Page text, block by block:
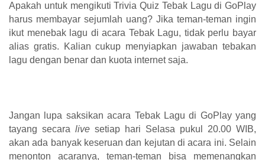
Apakah untuk mengikuti Trivia Quiz Tebak Lagu di GoPlay
harus membayar sejumlah uang? Jika teman-teman ingin
ikut menebak lagu di acara Tebak Lagu, tidak perlu bayar
alias gratis. Kalian cukup menyiapkan jawaban tebakan
lagu dengan benar dan kuota internet saja.
Jangan lupa saksikan acara Tebak Lagu di GoPlay yang
tayang secara live setiap hari Selasa pukul 20.00 WIB,
akan ada banyak keseruan dan kejutan di acara ini. Selain
menonton acaranya, teman-teman bisa memenangkan